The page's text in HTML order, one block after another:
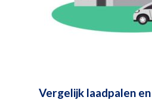
Vergelijk laadpalen